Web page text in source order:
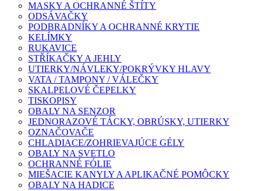
MASKY A OCHRANNÉ ŠTÍTY
ODSÁVAČKY
PODBRADNÍKY A OCHRANNÉ KRYTIE
KELÍMKY
RUKAVICE
STŘÍKAČKY A JEHLY
UTIERKY/NÁVLEKY/POKRÝVKY HLAVY
VATA / TAMPONY / VÁLEČKY
SKALPELOVÉ ČEPELKY
TISKOPISY
OBALY NA SENZOR
JEDNORAZOVÉ TÁCKY, OBRÚSKY, UTIERKY
OZNAČOVAČE
CHLADIACE/ZOHRIEVAJÚCE GÉLY
OBALY NA SVETLO
OCHRANNÉ FÓLIE
MIEŠACIE KANYLY A APLIKAČNÉ POMÔCKY
OBALY NA HADICE